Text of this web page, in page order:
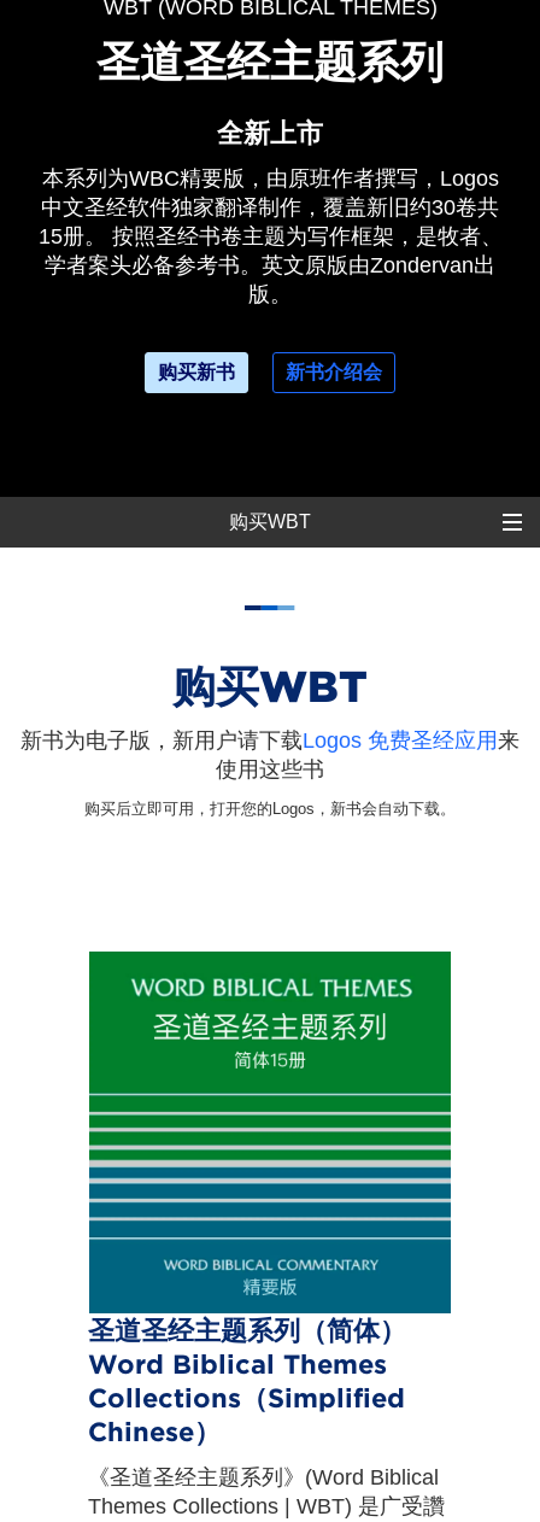
WBT (WORD BIBLICAL THEMES)
圣道圣经主题系列
全新上市
本系列为WBC精要版，由原班作者撰写，Logos
中文圣经软件独家翻译制作，覆盖新旧约30卷共
15册。 按照圣经书卷主题为写作框架，是牧者、
学者案头必备参考书。英文原版由Zondervan出
版。
购买新书 新书介绍会
购买WBT
Logos版本特色
常见问题
购买WBT
新书为电子版，新用户请下载Logos 免费圣经应用来
使用这些书
购买后立即可用，打开您的Logos，新书会自动下载。
圣道圣经主题系列（简体）
Word Biblical Themes
Collections（Simplified
Chinese）
《圣道圣经主题系列》(Word Biblical
Themes Collections | WBT) 是广受讚